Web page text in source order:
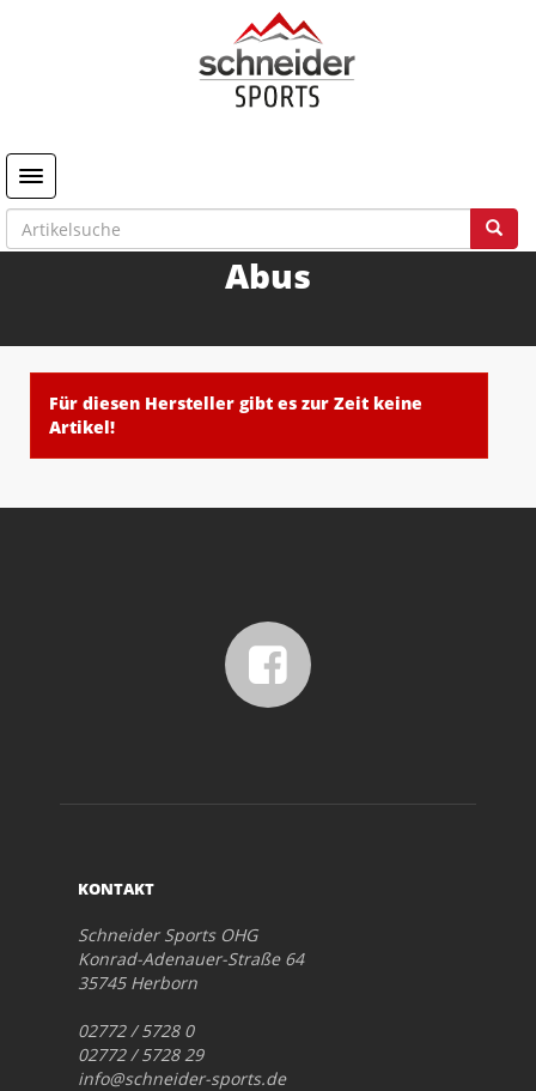
Toggle navigation
Abus
Für diesen Hersteller gibt es zur Zeit keine
Artikel!
KONTAKT
Schneider Sports OHG
Konrad-Adenauer-Straße 64
35745 Herborn
02772 / 5728 0
02772 / 5728 29
info@schneider-sports.de